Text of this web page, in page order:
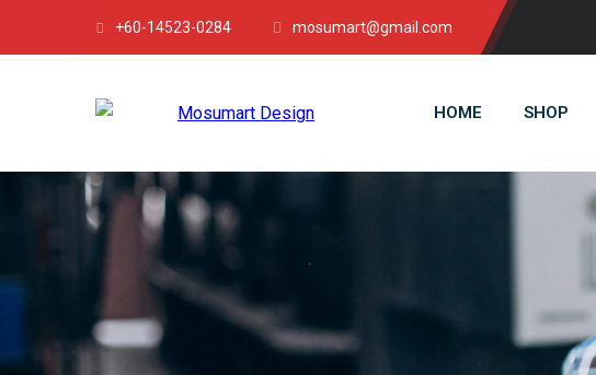
+60-14523-0284 mosumart@gmail.com
HOME SHOP